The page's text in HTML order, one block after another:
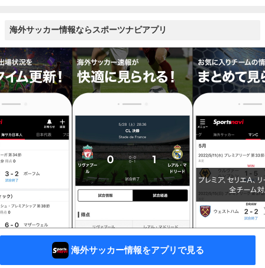
海外サッカー情報ならスポーツナビアプリ
海外サッカー情報をアプリで見る